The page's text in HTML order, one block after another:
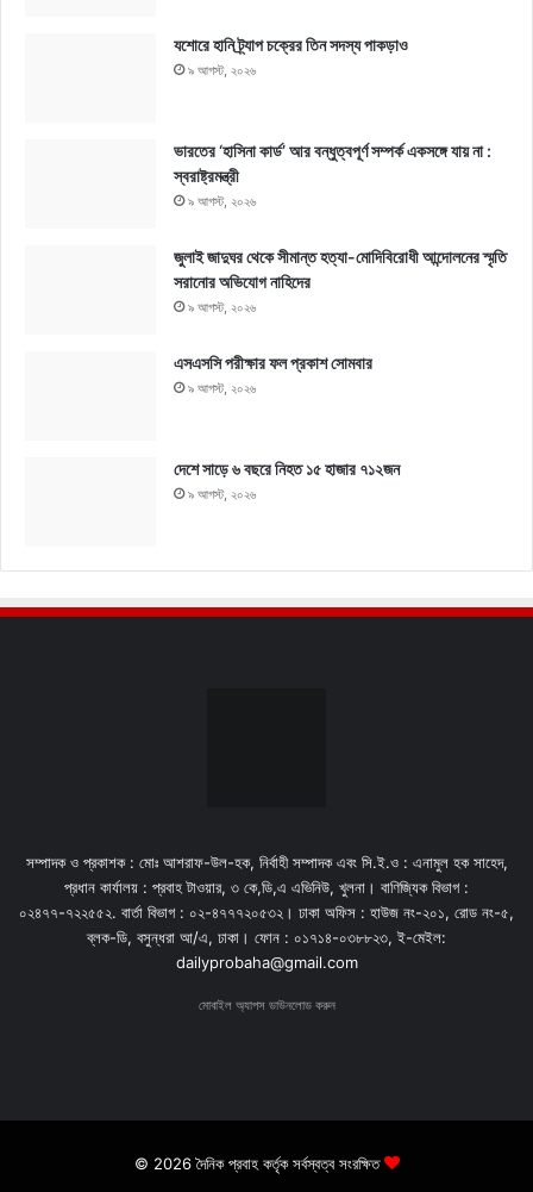
যশোরে হানি ট্র্যাপ চক্রের তিন সদস্য পাকড়াও
৯ আগস্ট, ২০২৬
ভারতের ‘হাসিনা কার্ড’ আর বন্ধুত্বপূর্ণ সম্পর্ক একসঙ্গে যায় না :
স্বরাষ্ট্রমন্ত্রী
৯ আগস্ট, ২০২৬
জুলাই জাদুঘর থেকে সীমান্ত হত্যা-মোদিবিরোধী আন্দোলনের স্মৃতি
সরানোর অভিযোগ নাহিদের
৯ আগস্ট, ২০২৬
এসএসসি পরীক্ষার ফল প্রকাশ সোমবার
৯ আগস্ট, ২০২৬
দেশে সাড়ে ৬ বছরে নিহত ১৫ হাজার ৭১২জন
৯ আগস্ট, ২০২৬
সম্পাদক ও প্রকাশক : মোঃ আশরাফ-উল-হক, নির্বাহী সম্পাদক এবং সি.ই.ও : এনামুল হক সাহেদ,
প্রধান কার্যালয় : প্রবাহ টাওয়ার, ৩ কে,ডি,এ এভিনিউ, খুলনা। বাণিজ্যিক বিভাগ :
০২৪৭৭-৭২২৫৫২. বার্তা বিভাগ : ০২-৪৭৭৭২০৫৩২। ঢাকা অফিস : হাউজ নং-২০১, রোড নং-৫,
ব্লক-ডি, বসুন্ধরা আ/এ, ঢাকা। ফোন : ০১৭১৪-০৩৮৮২৩, ই-মেইল:
dailyprobaha@gmail.com
মোবাইল অ্যাপস ডাউনলোড করুন
© 2026 দৈনিক প্রবাহ কর্তৃক সর্বস্বত্ব সংরক্ষিত